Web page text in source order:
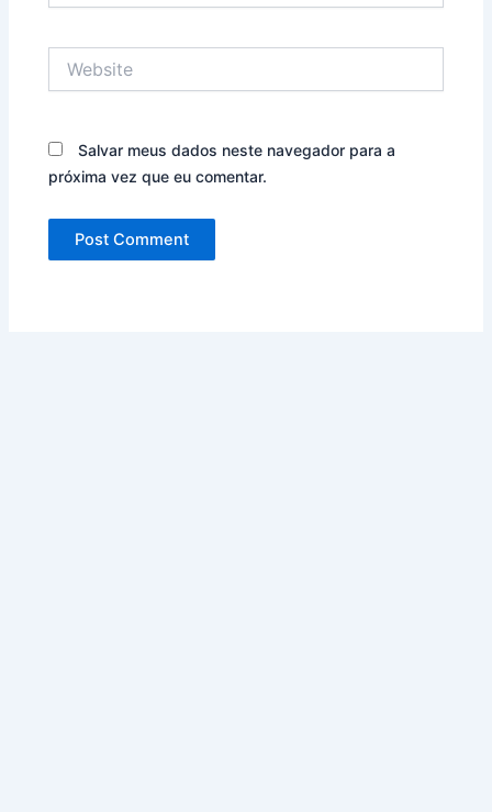
Salvar meus dados neste navegador para a
próxima vez que eu comentar.